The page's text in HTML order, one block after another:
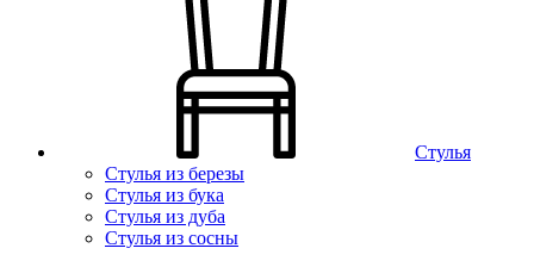
Стулья
Стулья из березы
Стулья из бука
Стулья из дуба
Стулья из сосны